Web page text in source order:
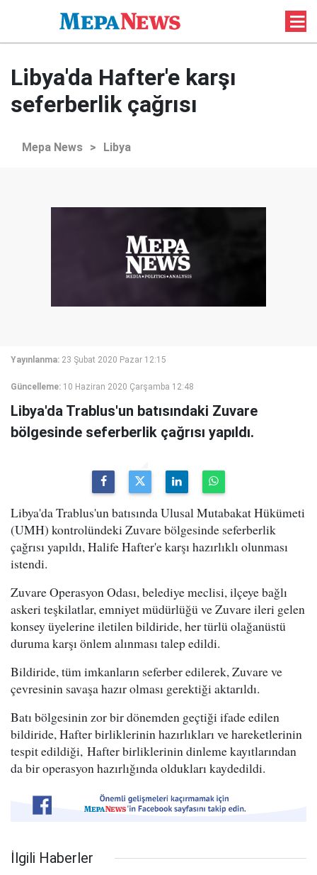
Libya'da Hafter'e karşı
seferberlik çağrısı
Mepa News > Libya
Yayınlanma: 23 Şubat 2020 Pazar 12:15
Güncelleme: 10 Haziran 2020 Çarşamba 12:48
Libya'da Trablus'un batısındaki Zuvare
bölgesinde seferberlik çağrısı yapıldı.
Libya'da Trablus'un batısında Ulusal Mutabakat Hükümeti
(UMH) kontrolündeki Zuvare bölgesinde seferberlik
çağrısı yapıldı, Halife Hafter'e karşı hazırlıklı olunması
istendi.
Zuvare Operasyon Odası, belediye meclisi, ilçeye bağlı
askeri teşkilatlar, emniyet müdürlüğü ve Zuvare ileri gelen
konsey üyelerine iletilen bildiride, her türlü olağanüstü
duruma karşı önlem alınması talep edildi.
Bildiride, tüm imkanların seferber edilerek, Zuvare ve
çevresinin savaşa hazır olması gerektiği aktarıldı.
Batı bölgesinin zor bir dönemden geçtiği ifade edilen
bildiride, Hafter birliklerinin hazırlıkları ve hareketlerinin
tespit edildiği, Hafter birliklerinin dinleme kayıtlarından
da bir operasyon hazırlığında oldukları kaydedildi.
İlgili Haberler